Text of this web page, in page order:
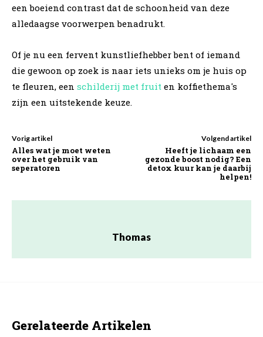
een boeiend contrast dat de schoonheid van deze
alledaagse voorwerpen benadrukt.
Of je nu een fervent kunstliefhebber bent of iemand
die gewoon op zoek is naar iets unieks om je huis op
te fleuren, een schilderij met fruit en koffiethema's
zijn een uitstekende keuze.
Vorig artikel
Alles wat je moet weten
over het gebruik van
seperatoren
Volgend artikel
Heeft je lichaam een
gezonde boost nodig? Een
detox kuur kan je daarbij
helpen!
Thomas
Gerelateerde Artikelen